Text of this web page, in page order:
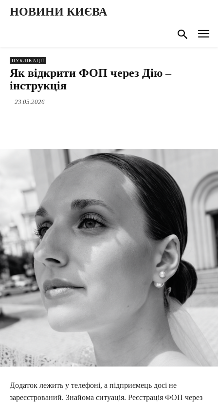
НОВИНИ КИЄВА
ПУБЛІКАЦІЇ
Як відкрити ФОП через Дію –
інструкція
23.05.2026
Додаток лежить у телефоні, а підприємець досі не
зареєстрований. Знайома ситуація. Реєстрація ФОП через